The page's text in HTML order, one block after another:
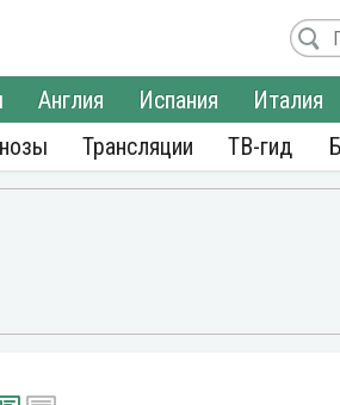
Англия Испания Италия
Трансляции ТВ-гид